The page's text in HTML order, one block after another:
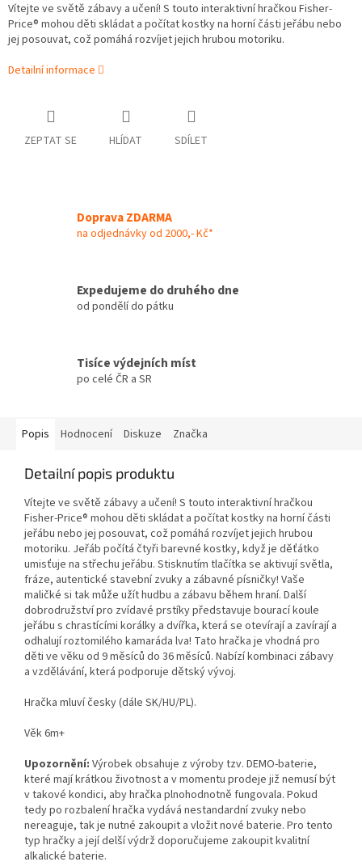
Vítejte ve světě zábavy a učení! S touto interaktivní hračkou Fisher-
Price® mohou děti skládat a počítat kostky na horní části jeřábu nebo
jej posouvat, což pomáhá rozvíjet jejich hrubou motoriku.
Detailní informace
ZEPTAT SE HLÍDAT SDÍLET
Doprava ZDARMA
na odjednávky od 2000,- Kč*
Expedujeme do druhého dne
od pondělí do pátku
Tisíce výdejních míst
po celé ČR a SR
Popis Hodnocení Diskuze Značka
Detailní popis produktu
Vítejte ve světě zábavy a učení! S touto interaktivní hračkou
Fisher-Price® mohou děti skládat a počítat kostky na horní části
jeřábu nebo jej posouvat, což pomáhá rozvíjet jejich hrubou
motoriku. Jeřáb počítá čtyři barevné kostky, když je děťátko
umisťuje na střechu jeřábu. Stisknutím tlačítka se aktivují světla,
fráze, autentické stavební zvuky a zábavné písničky! Vaše
maličké si tak může užít hudbu a zábavu během hraní. Další
dobrodružství pro zvídavé prstíky představuje bourací koule
jeřábu s chrastícími korálky a dvířka, která se otevírají a zavírají a
odhalují roztomilého kamaráda lva! Tato hračka je vhodná pro
děti ve věku od 9 měsíců do 36 měsíců. Nabízí kombinaci zábavy
a vzdělávání, která podporuje dětský vývoj.
Hračka mluví česky (dále SK/HU/PL).
Věk 6m+
Upozornění: Výrobek obsahuje z výroby tzv. DEMO-baterie,
které mají krátkou životnost a v momentu prodeje již nemusí být
v takové kondici, aby hračka plnohodnotně fungovala. Pokud
tedy po rozbalení hračka vydává nestandardní zvuky nebo
nereaguje, tak je nutné zakoupit a vložit nové baterie. Pro tento
typ hračky a její delší výdrž doporučujeme zakoupit kvalitní
alkalické baterie.